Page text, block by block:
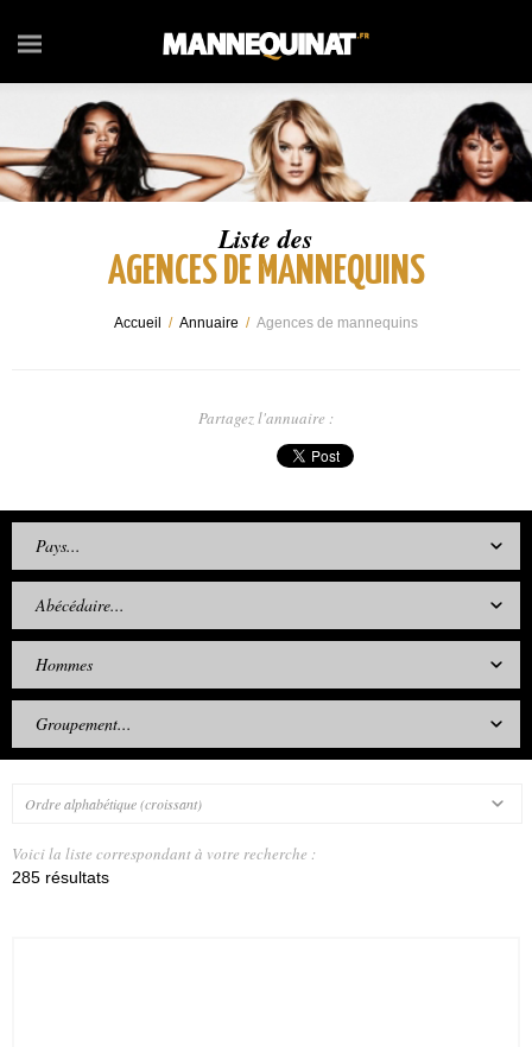
Liste des
AGENCES DE MANNEQUINS
Accueil / Annuaire / Agences de mannequins
Partagez l'annuaire :
Pays...
Abécédaire...
Hommes
Groupement...
Ordre alphabétique (croissant)
Voici la liste correspondant à votre recherche :
285 résultats